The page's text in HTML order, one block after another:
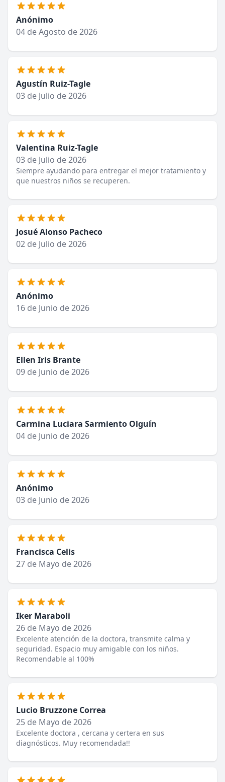
Anónimo
04 de Agosto de 2026
Agustín Ruiz-Tagle
03 de Julio de 2026
Valentina Ruiz-Tagle
03 de Julio de 2026
Siempre ayudando para entregar el mejor tratamiento y
que nuestros niños se recuperen.
Josué Alonso Pacheco
02 de Julio de 2026
Anónimo
16 de Junio de 2026
Ellen Iris Brante
09 de Junio de 2026
Carmina Luciara Sarmiento Olguín
04 de Junio de 2026
Anónimo
03 de Junio de 2026
Francisca Celis
27 de Mayo de 2026
Iker Maraboli
26 de Mayo de 2026
Excelente atención de la doctora, transmite calma y
seguridad. Espacio muy amigable con los niños.
Recomendable al 100%
Lucio Bruzzone Correa
25 de Mayo de 2026
Excelente doctora , cercana y certera en sus
diagnósticos. Muy recomendada!!